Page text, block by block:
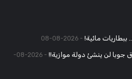
مائية! 2026-08-08
جوبا لن ينشئ دولة موازية!!
2026-08-